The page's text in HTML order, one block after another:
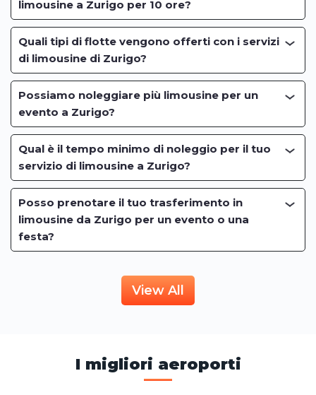
limousine a Zurigo per 10 ore?
Quali tipi di flotte vengono offerti con i servizi
di limousine di Zurigo?
Possiamo noleggiare più limousine per un
evento a Zurigo?
Qual è il tempo minimo di noleggio per il tuo
servizio di limousine a Zurigo?
Posso prenotare il tuo trasferimento in
limousine da Zurigo per un evento o una
festa?
View All
I migliori aeroporti